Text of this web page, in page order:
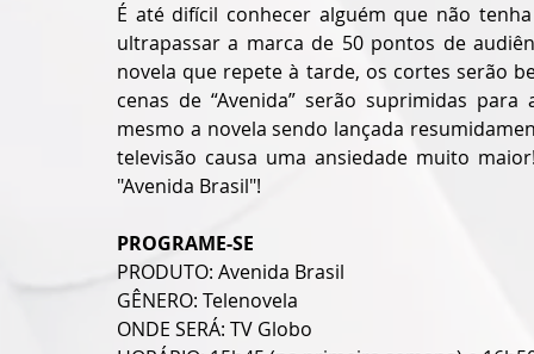
É até difícil conhecer alguém que não
ultrapassar a marca de 50 pontos de
novela que repete à tarde, os cortes serão
cenas de “Avenida” serão suprimidas
mesmo a novela sendo lançada
televisão causa uma ansiedade muito
"Avenida Brasil"!
PROGRAME-SE
PRODUTO: Avenida Brasil
GÊNERO: Telenovela
ONDE SERÁ: TV Globo